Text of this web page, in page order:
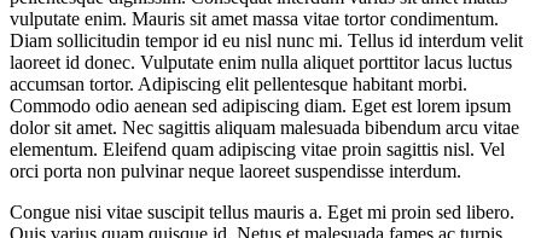
vulputate enim. Mauris sit amet massa vitae tortor condimentum.
Diam sollicitudin tempor id eu nisl nunc mi. Tellus id interdum velit
laoreet id donec. Vulputate enim nulla aliquet porttitor lacus luctus
accumsan tortor. Adipiscing elit pellentesque habitant morbi.
Commodo odio aenean sed adipiscing diam. Eget est lorem ipsum
dolor sit amet. Nec sagittis aliquam malesuada bibendum arcu vitae
elementum. Eleifend quam adipiscing vitae proin sagittis nisl. Vel
orci porta non pulvinar neque laoreet suspendisse interdum.
Congue nisi vitae suscipit tellus mauris a. Eget mi proin sed libero.
Quis varius quam quisque id. Netus et malesuada fames ac turpis